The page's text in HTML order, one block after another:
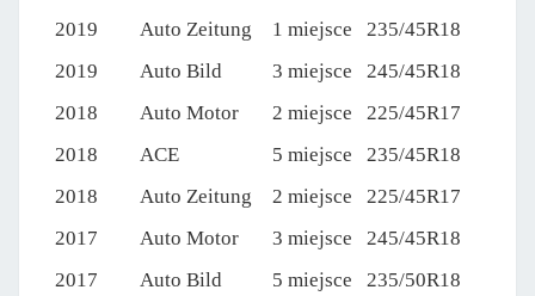
2019
Auto Zeitung 1 miejsce
235/45R18
2019
Auto Bild 3 miejsce
245/45R18
2018
Auto Motor 2 miejsce
225/45R17
2018
ACE 5 miejsce
235/45R18
2018
Auto Zeitung 2 miejsce
225/45R17
2017
Auto Motor 3 miejsce
245/45R18
2017
Auto Bild 5 miejsce
235/50R18